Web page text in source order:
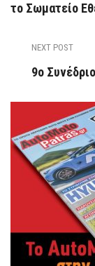
το Σωματείο
NEXT POST
9ο